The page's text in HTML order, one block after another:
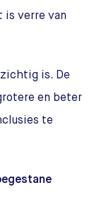
is verre van
is. De
en beter
te